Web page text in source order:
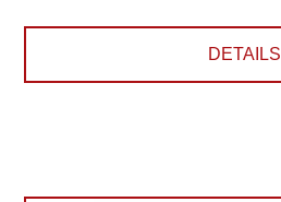
DETAILS